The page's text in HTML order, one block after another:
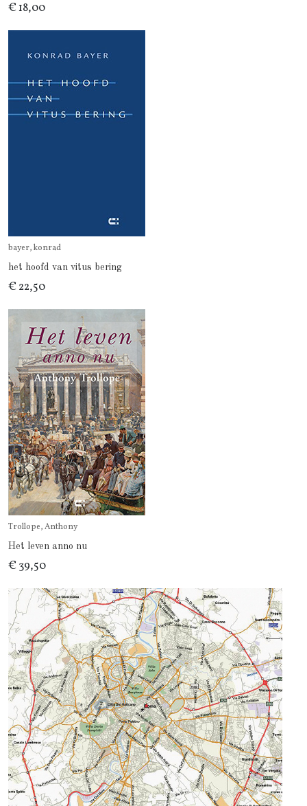
€ 18,00
bayer, konrad
het hoofd van vitus bering
€ 22,50
Trollope, Anthony
Het leven anno nu
€ 39,50